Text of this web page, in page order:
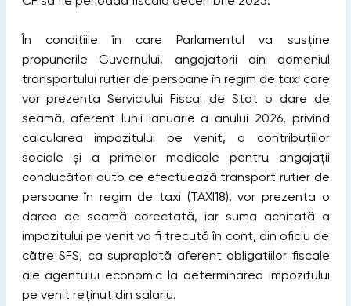
În condițiile în care Parlamentul va susține
propunerile Guvernului, angajatorii din domeniul
transportului rutier de persoane în regim de taxi care
vor prezenta Serviciului Fiscal de Stat o dare de
seamă, aferent lunii ianuarie a anului 2026, privind
calcularea impozitului pe venit, a contribuţiilor
sociale şi a primelor medicale pentru angajaţii
conducători auto ce efectuează transport rutier de
persoane în regim de taxi (TAXI18), vor prezenta o
darea de seamă corectată, iar suma achitată a
impozitului pe venit va fi trecută în cont, din oficiu de
către SFS, ca supraplată aferent obligațiilor fiscale
ale agentului economic la determinarea impozitului
pe venit reținut din salariu.